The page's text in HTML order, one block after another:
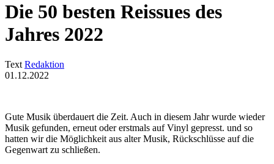
Die 50 besten Reissues des
Jahres 2022
Text Redaktion
01.12.2022
Gute Musik überdauert die Zeit. Auch in diesem Jahr wurde wieder
Musik gefunden, erneut oder erstmals auf Vinyl gepresst. und so
hatten wir die Möglichkeit aus alter Musik, Rückschlüsse auf die
Gegenwart zu schließen.